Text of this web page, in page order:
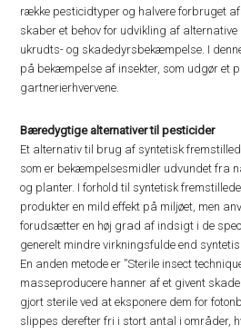
række pesticidtyper og halvere forbruget
skaber et behov for udvikling af
ukrudts- og skadedyrsbekæmpelse. I
på bekæmpelse af insekter, som udgør et
gartnerierhvervene.
Bæredygtige alternativer til pesticider
Et alternativ til brug af syntetisk
som er bekæmpelsesmidler udvundet fra
og planter. I forhold til syntetisk
produkter en mild effekt på miljøet, men
forudsætter en høj grad af indsigt i de
generelt mindre virkningsfulde end
En anden metode er ”Sterile insect
masseproducere hanner af et givent
gjort sterile ved at eksponere dem for
slippes derefter fri i stort antal i områder,